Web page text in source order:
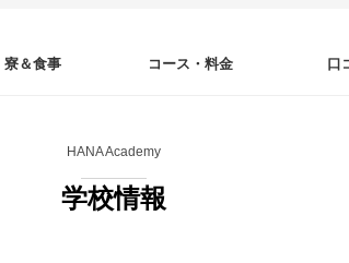
寮＆食事 コース・料金 口
HANA Academy
学校情報